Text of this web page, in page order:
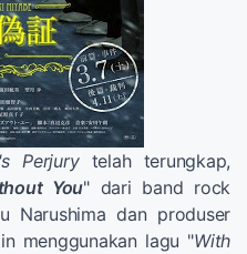
Perjurytelah terungkap,
You" dari band rock
Narushima dan produser
menggunakan lagu "With